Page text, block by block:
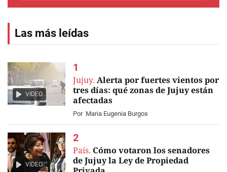
Las más leídas
VIDEO
Jujuy. Alerta por fuertes vientos por
tres días: qué zonas de Jujuy están
afectadas
Por Maria Eugenia Burgos
VIDEO
País. Cómo votaron los senadores
de Jujuy la Ley de Propiedad